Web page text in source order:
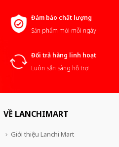
Đảm bảo chất lượng
Sản phẩm mới mỗi ngày
Đổi trả hàng linh hoạt
Luôn sẵn sàng hỗ trợ
VỀ LANCHIMART
Giới thiệu Lanchi Mart